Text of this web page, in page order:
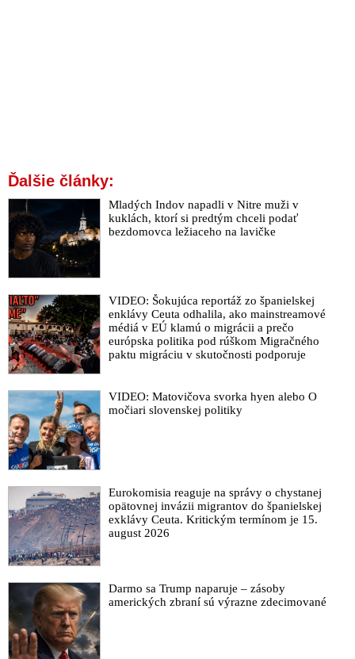
Ďalšie články:
Mladých Indov napadli v Nitre muži v
kuklách, ktorí si predtým chceli podať
bezdomovca ležiaceho na lavičke
VIDEO: Šokujúca reportáž zo španielskej
enklávy Ceuta odhalila, ako mainstreamové
médiá v EÚ klamú o migrácii a prečo
európska politika pod rúškom Migračného
paktu migráciu v skutočnosti podporuje
VIDEO: Matovičova svorka hyen alebo O
močiari slovenskej politiky
Eurokomisia reaguje na správy o chystanej
opätovnej invázii migrantov do španielskej
exklávy Ceuta. Kritickým termínom je 15.
august 2026
Darmo sa Trump naparuje – zásoby
amerických zbraní sú výrazne zdecimované